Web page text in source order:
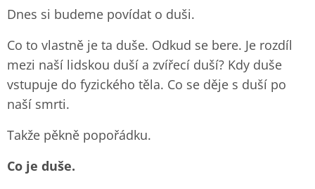
Dnes si budeme povídat o duši.
Co to vlastně je ta duše. Odkud se bere. Je rozdíl
mezi naší lidskou duší a zvířecí duší? Kdy duše
vstupuje do fyzického těla. Co se děje s duší po
naší smrti.
Takže pěkně popořádku.
Co je duše.